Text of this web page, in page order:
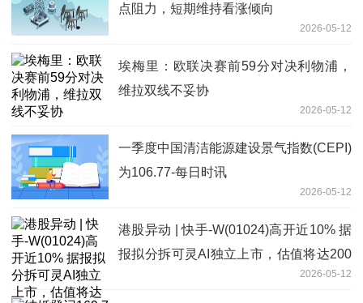
点阻力，短期维持看涨倾向
2026-05-12
埃梅里：欧联决赛前59分对决利物浦，
维拉双线不妥协
2026-05-12
一季度中国清洁能源建设景气指数(CEPI)
为106.77-每日时讯
2026-05-12
港股异动 | 快手-W(01024)高开近10% 据
报拟分拆可灵AI独立上市，估值将达200
2026-05-12